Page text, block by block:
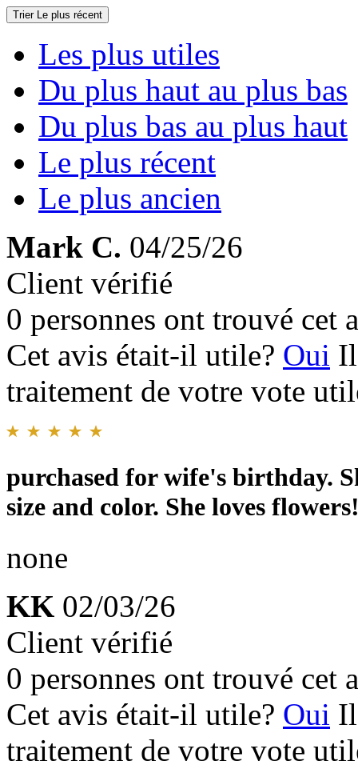
Trier Le plus récent
Les plus utiles
Du plus haut au plus bas
Du plus bas au plus haut
Le plus récent
Le plus ancien
Mark C. 04/25/26
Client vérifié
0 personnes ont trouvé cet
Cet avis était-il utile? Oui
traitement de votre vote
purchased for wife's birthday.
size and color. She loves
none
KK 02/03/26
Client vérifié
0 personnes ont trouvé cet
Cet avis était-il utile? Oui
traitement de votre vote